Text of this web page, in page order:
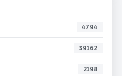
4794
39162
2198